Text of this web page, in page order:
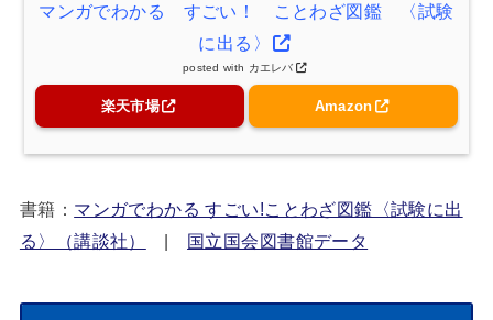
マンガでわかる すごい！ ことわざ図鑑 〈試験
に出る〉
posted with カエレバ
楽天市場 Amazon
書籍： マンガでわかる すごい!ことわざ図鑑〈試験に出
る〉（講談社）
| 国立国会図書館データ